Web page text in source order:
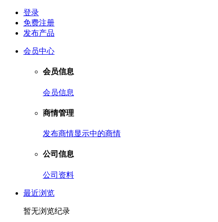
登录
免费注册
发布产品
会员中心
会员信息
会员信息
商情管理
发布商情显示中的商情
公司信息
公司资料
最近浏览
暂无浏览纪录